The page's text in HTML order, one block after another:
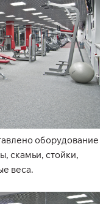
оборудование
скамьи, стойки,
веса.